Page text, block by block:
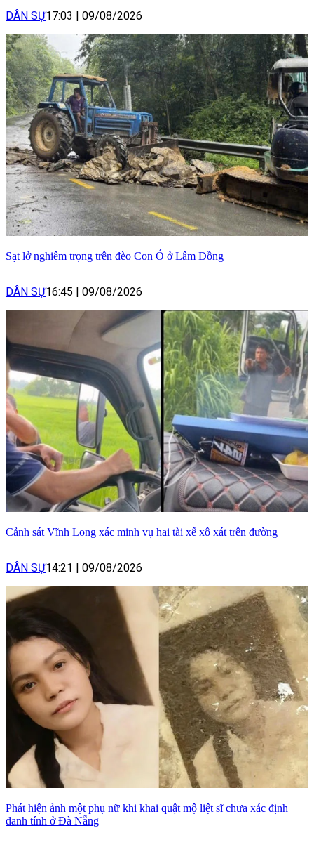
DÂN SỰ17:03 09/08/2026
Sạt lở nghiêm trọng trên đèo Con Ó ở Lâm Đồng
DÂN SỰ16:45 09/08/2026
Cảnh sát Vĩnh Long xác minh vụ hai tài xế xô xát trên đường
DÂN SỰ14:21 09/08/2026
Phát hiện ảnh một phụ nữ khi khai quật mộ liệt sĩ chưa xác định
danh tính ở Đà Nẵng